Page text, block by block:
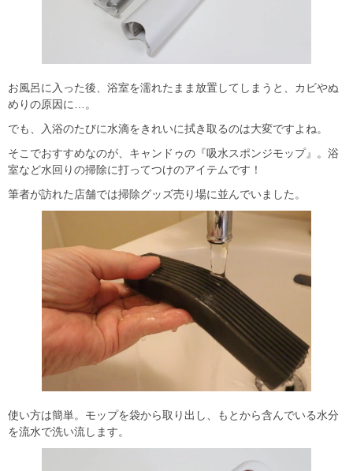
お風呂に入った後、浴室を濡れたまま放置してしまうと、カビやぬ
めりの原因に…。
でも、入浴のたびに水滴をきれいに拭き取るのは大変ですよね。
そこでおすすめなのが、キャンドゥの『吸水スポンジモップ』。浴
室など水回りの掃除に打ってつけのアイテムです！
筆者が訪れた店舗では掃除グッズ売り場に並んでいました。
使い方は簡単。モップを袋から取り出し、もとから含んでいる水分
を流水で洗い流します。